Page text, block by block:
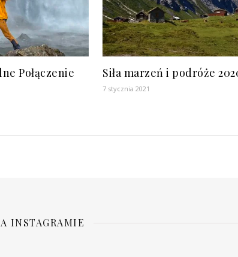
Połączenie
Siła marzeń i podróże
7 stycznia 2021
INSTAGRAMIE